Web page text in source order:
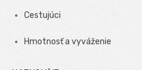
Cestujúci
Hmotnosť a vyváženie